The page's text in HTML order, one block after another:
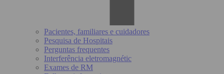
Pacientes, familiares e cuidadores
Pesquisa de Hospitais
Perguntas frequentes
Interferência eletromagnétic
Exames de RM